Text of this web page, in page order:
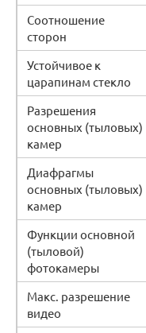
Соотношение
сторон
Устойчивое к
царапинам стекло
Разрешения
основных (тыловых)
камер
Диафрагмы
основных (тыловых)
камер
Функции основной
(тыловой)
фотокамеры
Макс. разрешение
видео